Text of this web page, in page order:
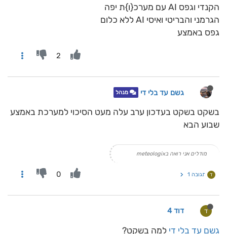
הקנדי וגפס AI עם מערכ{ו}ת יפה
הגרמני והבריטי ואיסי AI ללא כלום
גפס באמצע
2
גשם עד בלי די מנהל
בשקט בשקט בעדכון ערב עלה מעט הסיכוי למערכת באמצע
שבוע הבא
מודלים אני רואה בmeteologix
ד תגובה 1 0
ד דוד 4
גשם עד בלי די למה בשקט?